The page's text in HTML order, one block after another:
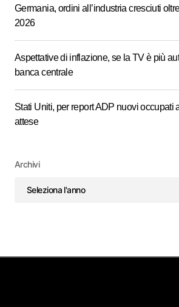
Germania, ordini all’industria cresciuti
2026
Aspettative di inflazione, se la TV è più
banca centrale
Stati Uniti, per report ADP nuovi occupati
attese
Archivi